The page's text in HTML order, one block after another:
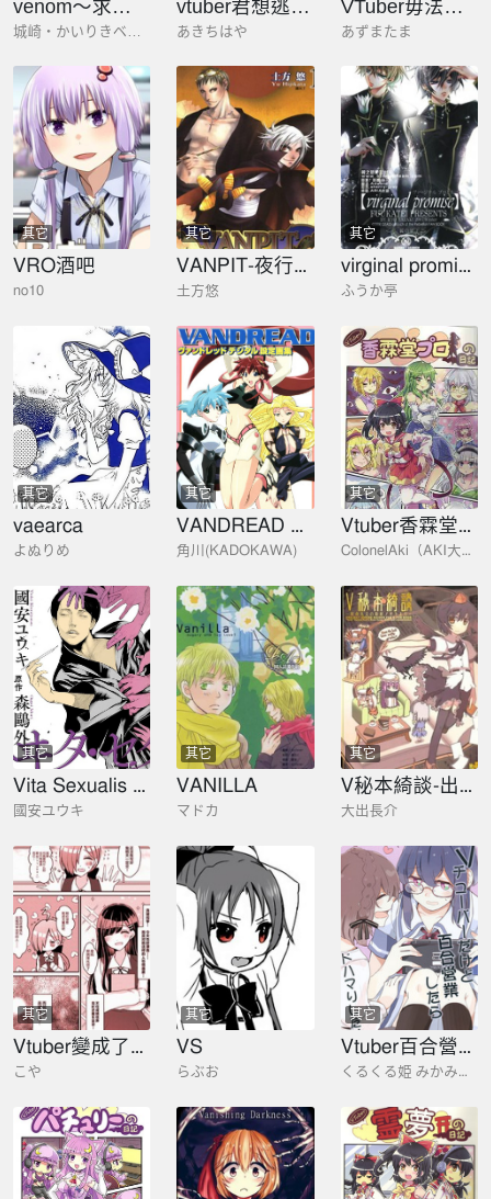
venom～求愛性少女症候
城崎・かいりきベア(原作)
vtuber君想逃離鄰居身邊
あきちはや
VTuber毋法隨心所欲！
あずまたま
其它
VRO酒吧
no10
其它
VANPIT-夜行獵人
土方悠
其它
virginal promise
ふうか亭
其它
vaearca
よぬりめ
其它
VANDREAD DIGITAL設定畫集
角川(KADOKAWA)
其它
Vtuber香霖堂Pro日記
ColonelAki（AKI大佐）
其它
Vita Sexualis 慾望的生活
國安ユウキ
其它
VANILLA
マドカ
其它
V秘本綺談-出自射命丸文的取材筆記本-
大出長介
其它
Vtuber變成了世襲制
こや
其它
VS
らぶお
其它
Vtuber百合營業而深陷其中
くるくる姫 みかみてれん